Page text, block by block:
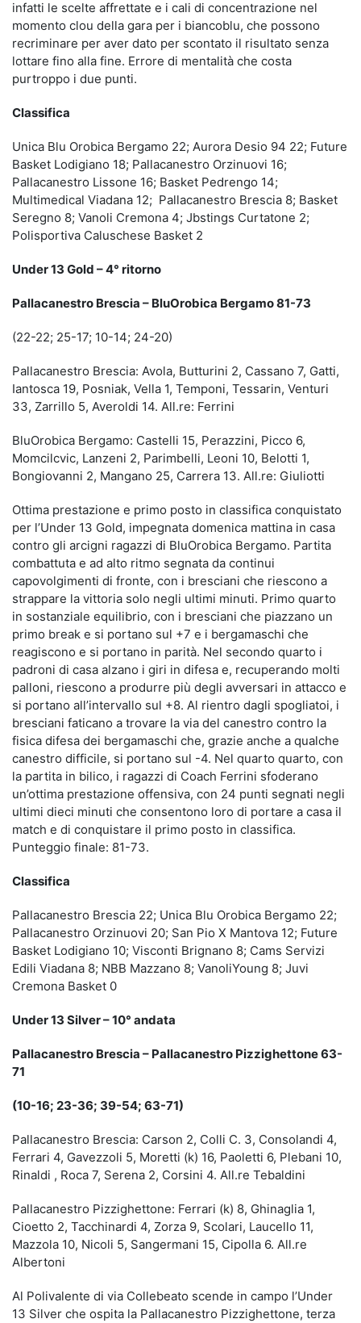
infatti le scelte affrettate e i cali di concentrazione nel
momento clou della gara per i biancoblu, che possono
recriminare per aver dato per scontato il risultato senza
lottare fino alla fine. Errore di mentalità che costa
purtroppo i due punti.
Classifica
Unica Blu Orobica Bergamo 22; Aurora Desio 94 22; Future
Basket Lodigiano 18; Pallacanestro Orzinuovi 16;
Pallacanestro Lissone 16; Basket Pedrengo 14;
Multimedical Viadana 12; Pallacanestro Brescia 8; Basket
Seregno 8; Vanoli Cremona 4; Jbstings Curtatone 2;
Polisportiva Caluschese Basket 2
Under 13 Gold – 4° ritorno
Pallacanestro Brescia – BluOrobica Bergamo 81-73
(22-22; 25-17; 10-14; 24-20)
Pallacanestro Brescia: Avola, Butturini 2, Cassano 7, Gatti,
Iantosca 19, Posniak, Vella 1, Temponi, Tessarin, Venturi
33, Zarrillo 5, Averoldi 14. All.re: Ferrini
BluOrobica Bergamo: Castelli 15, Perazzini, Picco 6,
Momcilcvic, Lanzeni 2, Parimbelli, Leoni 10, Belotti 1,
Bongiovanni 2, Mangano 25, Carrera 13. All.re: Giuliotti
Ottima prestazione e primo posto in classifica conquistato
per l’Under 13 Gold, impegnata domenica mattina in casa
contro gli arcigni ragazzi di BluOrobica Bergamo. Partita
combattuta e ad alto ritmo segnata da continui
capovolgimenti di fronte, con i bresciani che riescono a
strappare la vittoria solo negli ultimi minuti. Primo quarto
in sostanziale equilibrio, con i bresciani che piazzano un
primo break e si portano sul +7 e i bergamaschi che
reagiscono e si portano in parità. Nel secondo quarto i
padroni di casa alzano i giri in difesa e, recuperando molti
palloni, riescono a produrre più degli avversari in attacco e
si portano all’intervallo sul +8. Al rientro dagli spogliatoi, i
bresciani faticano a trovare la via del canestro contro la
fisica difesa dei bergamaschi che, grazie anche a qualche
canestro difficile, si portano sul -4. Nel quarto quarto, con
la partita in bilico, i ragazzi di Coach Ferrini sfoderano
un’ottima prestazione offensiva, con 24 punti segnati negli
ultimi dieci minuti che consentono loro di portare a casa il
match e di conquistare il primo posto in classifica.
Punteggio finale: 81-73.
Classifica
Pallacanestro Brescia 22; Unica Blu Orobica Bergamo 22;
Pallacanestro Orzinuovi 20; San Pio X Mantova 12; Future
Basket Lodigiano 10; Visconti Brignano 8; Cams Servizi
Edili Viadana 8; NBB Mazzano 8; VanoliYoung 8; Juvi
Cremona Basket 0
Under 13 Silver – 10° andata
Pallacanestro Brescia – Pallacanestro Pizzighettone 63-
71
(10-16; 23-36; 39-54; 63-71)
Pallacanestro Brescia: Carson 2, Colli C. 3, Consolandi 4,
Ferrari 4, Gavezzoli 5, Moretti (k) 16, Paoletti 6, Plebani 10,
Rinaldi , Roca 7, Serena 2, Corsini 4. All.re Tebaldini
Pallacanestro Pizzighettone: Ferrari (k) 8, Ghinaglia 1,
Cioetto 2, Tacchinardi 4, Zorza 9, Scolari, Laucello 11,
Mazzola 10, Nicoli 5, Sangermani 15, Cipolla 6. All.re
Albertoni
Al Polivalente di via Collebeato scende in campo l’Under
13 Silver che ospita la Pallacanestro Pizzighettone, terza